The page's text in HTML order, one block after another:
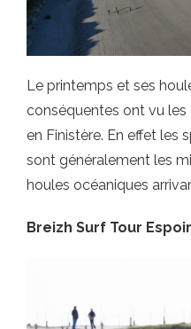
Le printemps et ses
conséquentes ont vu
en Finistère. En effet les
sont généralement les
houles océaniques
Breizh Surf Tour